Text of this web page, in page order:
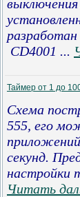
разработан
CD4001 ...
Таймер от 1 до
Схема
555, его
секунд.
настройки
Читать